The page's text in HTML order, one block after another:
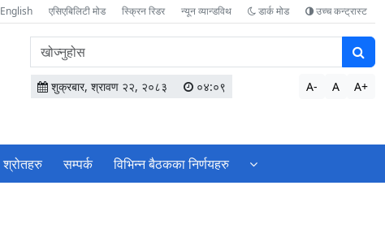
English एसिएबिलिटी मोड स्क्रिन रिडर न्यून व्यान्डविथ डार्क मोड उच्च कन्ट्रास्ट
वेबसाइटमा
सामग्री
खोज्नुहोस
शुक्रबार, श्रावण २२, २०८३ ०४:०९ A- A A+
श्रोतहरु सम्पर्क विभिन्न बैठकका निर्णयहरु